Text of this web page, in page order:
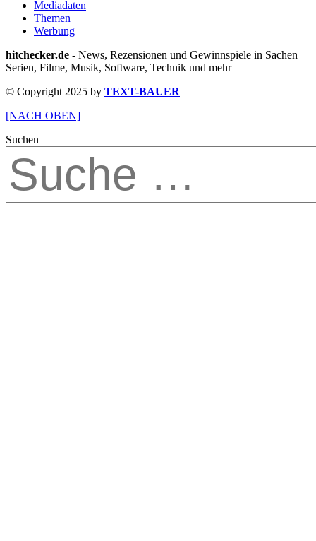
Mediadaten
Themen
Werbung
hitchecker.de - News, Rezensionen und Gewinnspiele in Sachen
Serien, Filme, Musik, Software, Technik und mehr
© Copyright 2025 by TEXT-BAUER
[NACH OBEN]
Suchen